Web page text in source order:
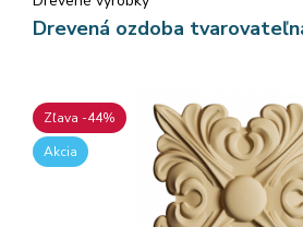
Drevená ozdoba
Zľava -44%
Akcia